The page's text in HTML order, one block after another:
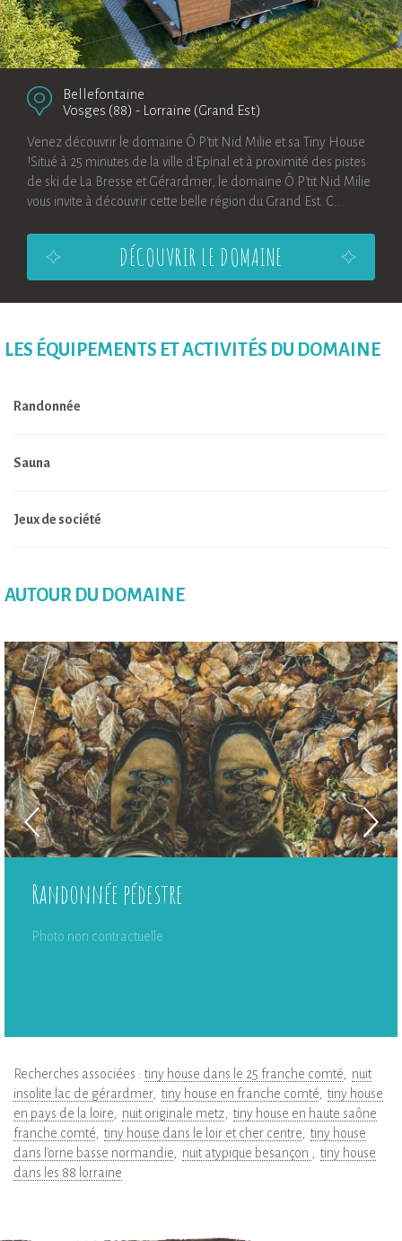
Bellefontaine
Vosges (88) - Lorraine (Grand Est)
Venez découvrir le domaine Ô P'tit Nid Milie et sa Tiny House
!Situé à 25 minutes de la ville d'Epinal et à proximité des pistes
de ski de La Bresse et Gérardmer, le domaine Ô P'tit Nid Milie
vous invite à découvrir cette belle région du Grand Est. C...
DÉCOUVRIR LE DOMAINE
LES ÉQUIPEMENTS ET ACTIVITÉS DU DOMAINE
Randonnée
Sauna
Jeux de société
AUTOUR DU DOMAINE
Randonnée pédestre
Photo non contractuelle
Recherches associées : tiny house dans le 25 franche comté
nuit
insolite lac de gérardmer
tiny house en franche comté
tiny house
en pays de la loire
nuit originale metz
tiny house en haute saône
franche comté
tiny house dans le loir et cher centre
tiny house
dans l'orne basse normandie
nuit atypique besançon
tiny house
dans les 88 lorraine